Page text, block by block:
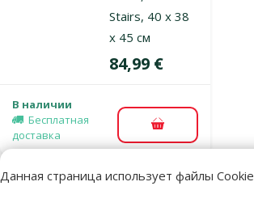
Данная страница использует файлы Cookie
Stairs, 40 x 38
x 45 см
Цена
84,99 €
В наличии
Бесплатная
доставка
В корзину